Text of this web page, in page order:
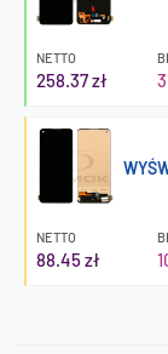
NETTO
258.37 zł
NETTO
88.45 zł